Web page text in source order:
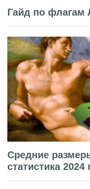
Гайд по флагам
Средние
статистика 2024